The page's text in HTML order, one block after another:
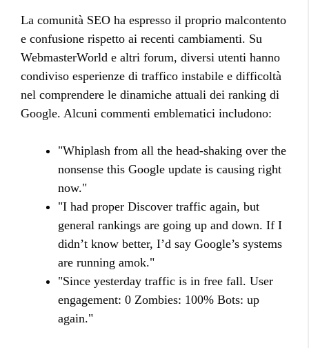
La comunità SEO ha espresso il proprio malcontento
e confusione rispetto ai recenti cambiamenti. Su
WebmasterWorld e altri forum, diversi utenti hanno
condiviso esperienze di traffico instabile e difficoltà
nel comprendere le dinamiche attuali dei ranking di
Google. Alcuni commenti emblematici includono:
"Whiplash from all the head-shaking over the
nonsense this Google update is causing right
now."
"I had proper Discover traffic again, but
general rankings are going up and down. If I
didn’t know better, I’d say Google’s systems
are running amok."
"Since yesterday traffic is in free fall. User
engagement: 0 Zombies: 100% Bots: up
again."